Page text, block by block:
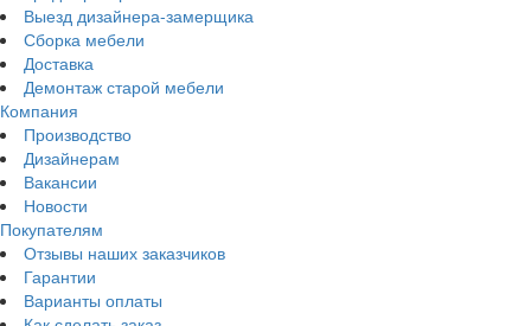
Выезд дизайнера-замерщика
Сборка мебели
Доставка
Демонтаж старой мебели
Компания
Производство
Дизайнерам
Вакансии
Новости
Покупателям
Отзывы наших заказчиков
Гарантии
Варианты оплаты